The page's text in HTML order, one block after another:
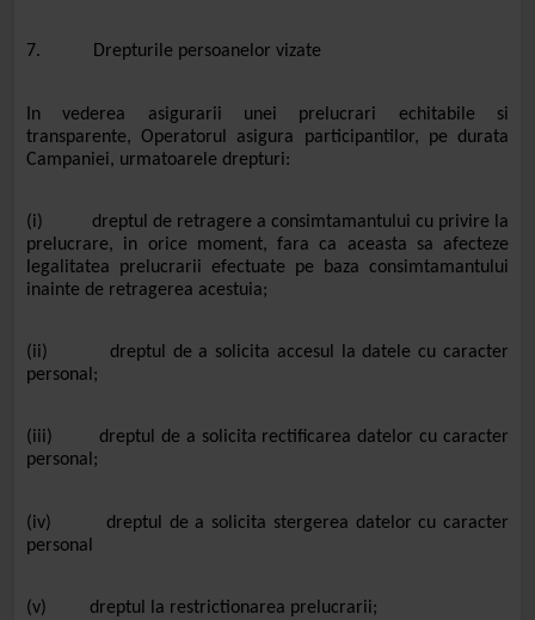
7. Drepturile persoanelor vizate
In vederea asigurarii unei prelucrari echitabile si
transparente, Operatorul asigura participantilor, pe durata
Campaniei, urmatoarele drepturi:
(i) dreptul de retragere a consimtamantului cu privire la
prelucrare, in orice moment, fara ca aceasta sa afecteze
legalitatea prelucrarii efectuate pe baza consimtamantului
inainte de retragerea acestuia;
(ii) dreptul de a solicita accesul la datele cu caracter
personal;
(iii) dreptul de a solicita rectificarea datelor cu caracter
personal;
(iv) dreptul de a solicita stergerea datelor cu caracter
personal
(v) dreptul la restrictionarea prelucrarii;